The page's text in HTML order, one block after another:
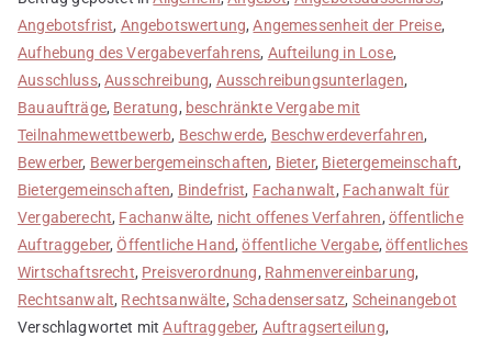
Angebotsfrist, Angebotswertung,Angemessenheit der Preise,
Aufhebung des Vergabeverfahrens, Aufteilung in Lose,
Ausschluss,Ausschreibung, Ausschreibungsunterlagen,
Bauaufträge, Beratung, beschränkte Vergabe mit
Teilnahmewettbewerb, Beschwerde, Beschwerdeverfahren,
Bewerber, Bewerbergemeinschaften, Bieter, Bietergemeinschaft,
Bietergemeinschaften, Bindefrist, Fachanwalt, Fachanwalt für
Vergaberecht, Fachanwälte, nicht offenes Verfahren, öffentliche
Auftraggeber,Öffentliche Hand,öffentliche Vergabe,öffentliches
Wirtschaftsrecht, Preisverordnung, Rahmenvereinbarung,
Rechtsanwalt, Rechtsanwälte, Schadensersatz, Scheinangebot
Verschlagwortet mitAuftraggeber, Auftragserteilung,